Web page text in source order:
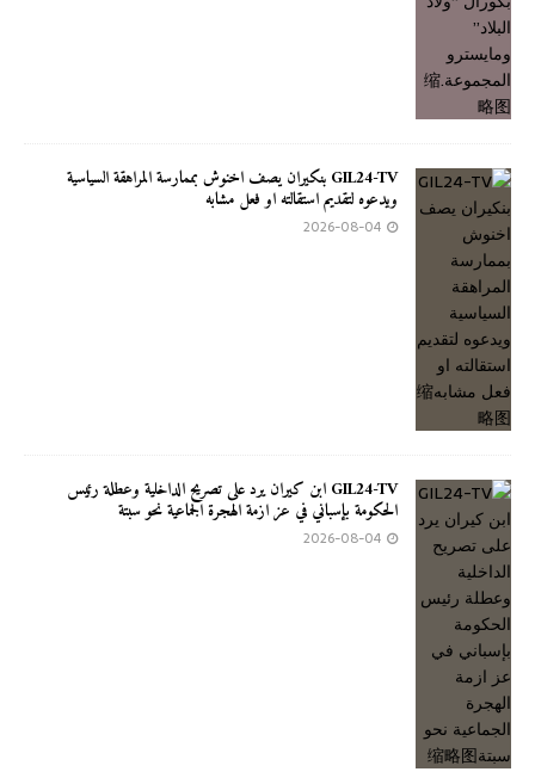
GIL24-TV بنكيران يصف اخنوش بممارسة المراهقة السياسية
ويدعوه لتقديم استقالته او فعل مشابه
2026-08-04
GIL24-TV ابن كيران يرد على تصريح الداخلية وعطلة رئيس
الحكومة بإسباني في عز ازمة الهجرة الجماعية نحو سبتة
2026-08-04